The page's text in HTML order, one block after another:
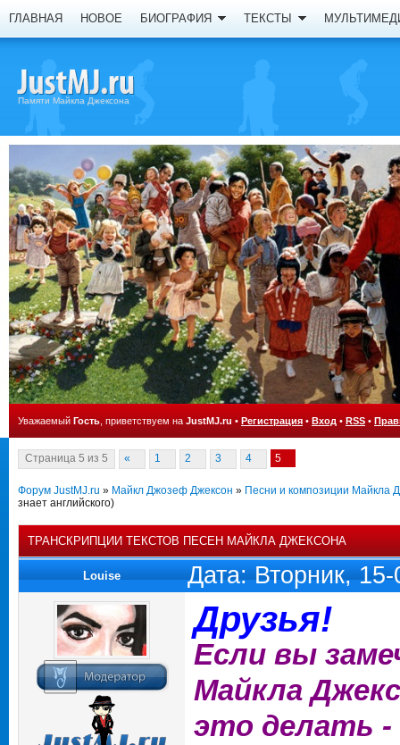
ГЛАВНАЯ НОВОЕ БИОГРАФИЯ ТЕКСТЫ
Памяти Майкла Джексона
Уважаемый Гость , приветствуем на JustMJ.ru • Регистрация • Вход • RSS •
Страница 5 из 5 « 1 2 3 4 5
Форум JustMJ.ru » Майкл Джозеф Джексон » Песни и композиции Майкла
знает английского)
ТРАНСКРИПЦИИ ТЕКСТОВ ПЕСЕН МАЙКЛА ДЖЕКСОНА
Louise Дата: Вторник,
Друзья!
Если вы
Майкла
это делать